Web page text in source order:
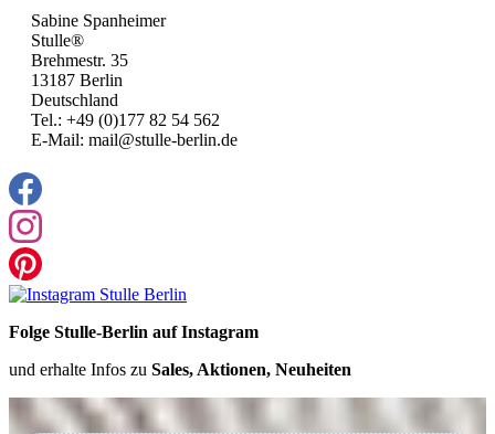
Sabine Spanheimer
Stulle®
Brehmestr. 35
13187 Berlin
Deutschland
Tel.: +49 (0)177 82 54 562
E-Mail: mail@stulle-berlin.de
Folge Stulle-Berlin auf Instagram
und erhalte Infos zu Sales, Aktionen, Neuheiten